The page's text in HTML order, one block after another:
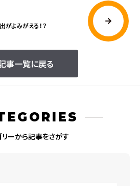
事一覧に戻る
よみがえる！？
リーから記事をさがす